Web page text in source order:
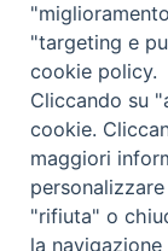
Copyright
Trentina
Privacy Policy
"targeting e
cookie policy.
Cliccando su
cookie.
maggiori
"rifiuta" o
la